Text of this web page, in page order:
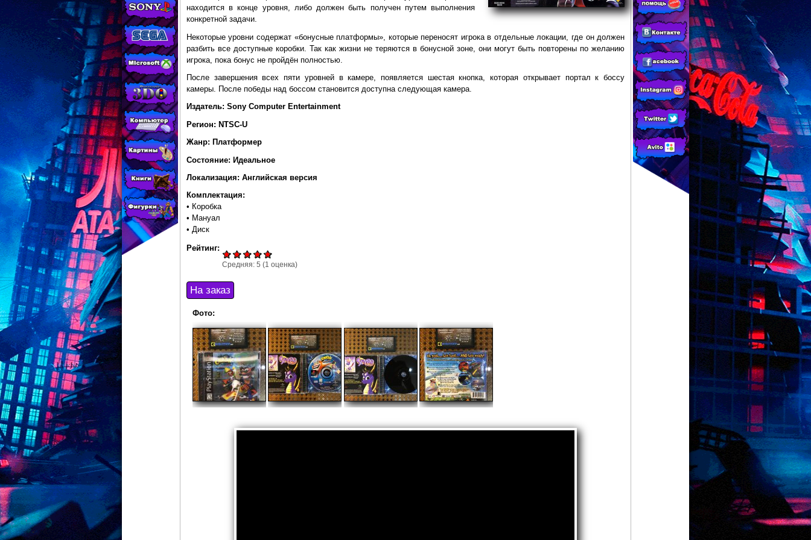
МАГАЗИНЕ
CONSOLESSHOP
находится в конце уровня, либо должен быть получен путем выполнения
конкретной задачи.
Некоторые уровни содержат «бонусные платформы», которые переносят игрока в отдельные локации, где он должен
разбить все доступные коробки. Так как жизни не теряются в бонусной зоне, они могут быть повторены по желанию
игрока, пока бонус не пройдён полностью.
После завершения всех пяти уровней в камере, появляется шестая кнопка, которая открывает портал к боссу
камеры. После победы над боссом становится доступна следующая камера.
Издатель: Sony Computer Entertainment
Регион: NTSC-U
Жанр: Платформер
Состояние: Идеальное
Локализация: Английская версия
Комплектация:
• Коробка
• Мануал
• Диск
Рейтинг:
Средняя: 5 (1 оценка)
Фото: